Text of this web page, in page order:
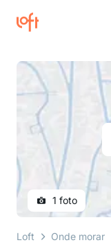
1 foto
Loft Onde morar